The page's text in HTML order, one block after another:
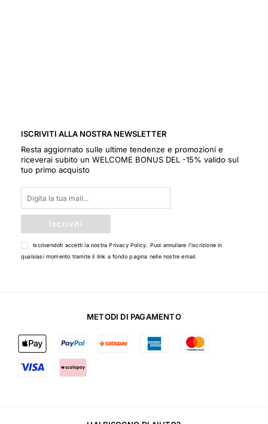
ISCRIVITI ALLA NOSTRA NEWSLETTER
Resta aggiornato sulle ultime tendenze e promozioni e
riceverai subito un WELCOME BONUS DEL -15% valido sul
tuo primo acquisto
Iscriviti
Iscrivendoti accetti la nostraPrivacy Policy . Puoi annullare l'iscrizione in
qualsiasi momento tramite il link a fondo pagina nelle nostre email.
METODI DI PAGAMENTO